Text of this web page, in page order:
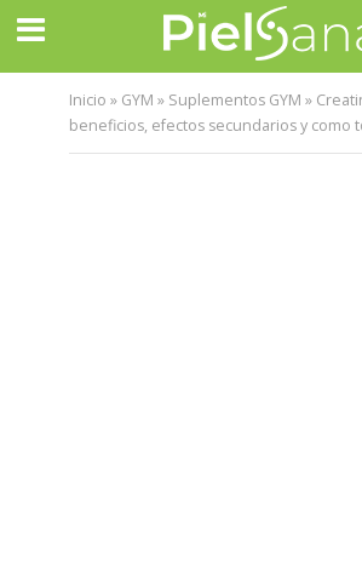
Inicio » GYM » Suplementos GYM »
beneficios, efectos secundarios y como